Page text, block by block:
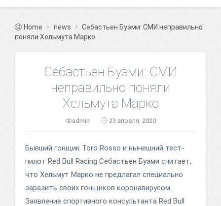
Home news
Себастьен Буэми: СМИ неправильно
поняли Хельмута Марко
Себастьен Буэми: СМИ
неправильно поняли
Хельмута Марко
admin 23 апреля, 2020
Бывший гонщик Toro Rosso и нынешний тест-
пилот Red Bull Racing Себастьен Буэми считает,
что Хельмут Марко не предлагал специально
заразить своих гонщиков коронавирусом.
Заявление спортивного консультанта Red Bull